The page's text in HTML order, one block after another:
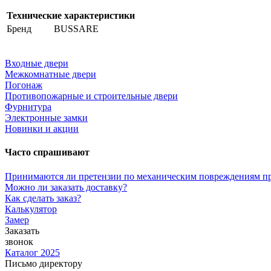
Технические характеристики
Бренд
BUSSARE
Входные двери
Межкомнатные двери
Погонаж
Противопожарные и строительные двери
Фурнитура
Электронные замки
Новинки и акции
Часто спрашивают
Принимаются ли претензии по механическим повреждениям
Можно ли заказать доставку?
Как сделать заказ?
Калькулятор
Замер
Заказать
звонок
Каталог 2025
Письмо директору